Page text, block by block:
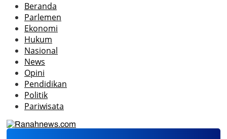
Beranda
Parlemen
Ekonomi
Hukum
Nasional
News
Opini
Pendidikan
Politik
Pariwisata